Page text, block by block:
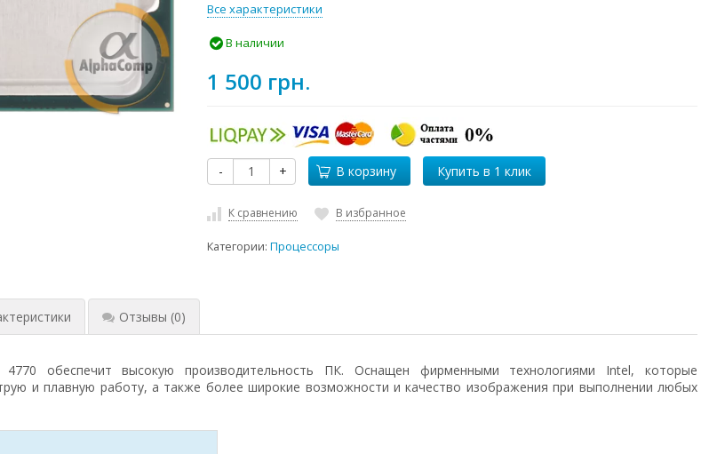
Все характеристики
В наличии
1 500 грн.
- + В корзину
К сравнению В избранное
Категории:Процессоры
Отзывы (0)
обеспечит высокую производительность ПК. Оснащен фирменными технологиями Intel, которые
и плавную работу, а также более широкие возможности и качество изображения при выполнении любых